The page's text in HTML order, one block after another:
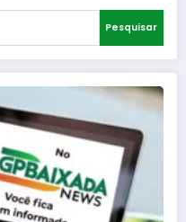
Pesquisar